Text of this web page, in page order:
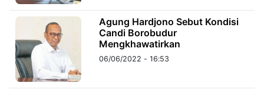
Agung Hardjono Sebut Kondisi
Candi Borobudur
Mengkhawatirkan
06/06/2022 - 16:53